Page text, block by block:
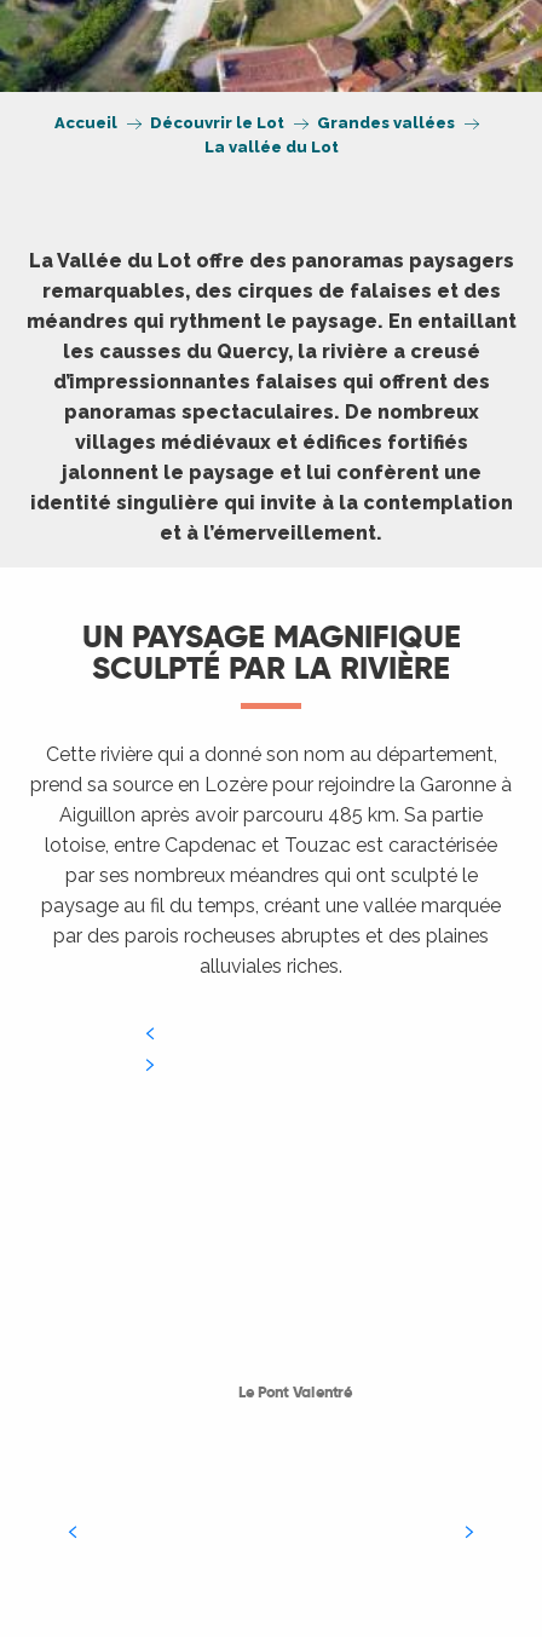
Accueil Découvrir le Lot
Grandes vallées
La vallée du Lot
La Vallée du Lot offre des panoramas paysagers
remarquables, des cirques de falaises et des
méandres qui rythment le paysage. En entaillant
les causses du Quercy, la rivière a creusé
d’impressionnantes falaises qui offrent des
panoramas spectaculaires. De nombreux
villages médiévaux et édifices fortifiés
jalonnent le paysage et lui confèrent une
identité singulière qui invite à la contemplation
et à l’émerveillement.
UN PAYSAGE MAGNIFIQUE
SCULPTÉ PAR LA RIVIÈRE
Cette rivière qui a donné son nom au département,
prend sa source en Lozère pour rejoindre la Garonne à
Aiguillon après avoir parcouru 485 km. Sa partie
lotoise, entre Capdenac et Touzac est caractérisée
par ses nombreux méandres qui ont sculpté le
paysage au fil du temps, créant une vallée marquée
par des parois rocheuses abruptes et des plaines
alluviales riches.
Le Pont Valentré